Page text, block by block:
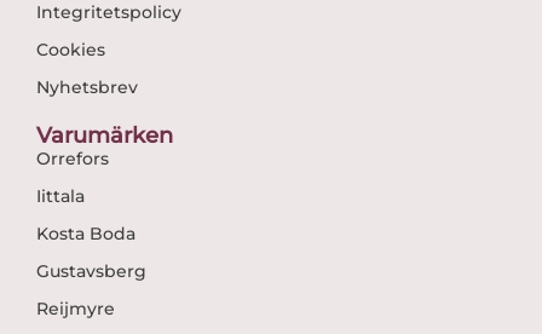
Integritetspolicy
Cookies
Nyhetsbrev
Varumärken
Orrefors
Iittala
Kosta Boda
Gustavsberg
Reijmyre